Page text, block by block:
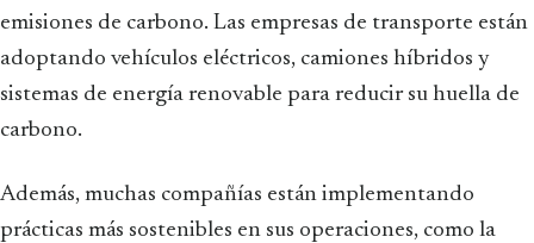
emisiones de carbono. Las empresas de transporte están
adoptando vehículos eléctricos, camiones híbridos y
sistemas de energía renovable para reducir su huella de
carbono.
Además, muchas compañías están implementando
prácticas más sostenibles en sus operaciones, como la